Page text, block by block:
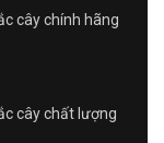
cây chính hãng
cây chất lượng